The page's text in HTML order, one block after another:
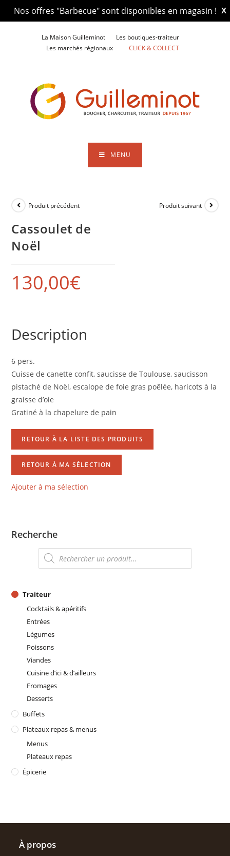
X
Nos offres "Barbecue" sont disponibles en magasin !
La Maison Guilleminot
Les boutiques-traiteur
Les marchés régionaux
CLICK & COLLECT
MENU
Produit précédent Produit suivant
Cassoulet de
Noël
130,00€
Description
6 pers.
Cuisse de canette confit, saucisse de Toulouse, saucisson
pistaché de Noël, escalope de foie gras poêlée, haricots à la
graisse d’oie
Gratiné à la chapelure de pain
RETOUR À LA LISTE DES PRODUITS
RETOUR À MA SÉLECTION
Ajouter à ma sélection
Recherche
Recherche
de
produits
Traiteur
Cocktails & apéritifs
Entrées
Légumes
Poissons
Viandes
Cuisine d’ici & d’ailleurs
Fromages
Desserts
Buffets
Plateaux repas & menus
Menus
Plateaux repas
Épicerie
À propos